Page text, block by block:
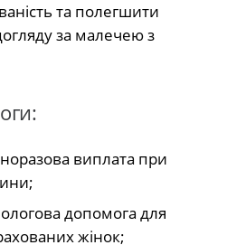
та полегшити
за малечею з
виплата при
допомога для
жінок;